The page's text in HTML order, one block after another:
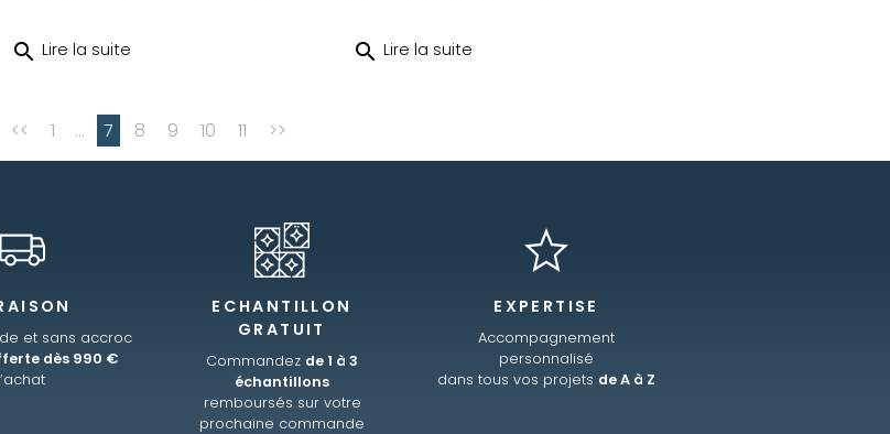
search Lire la suite search Lire la suite
<< 1 ... 7 8 9 10 11 >>
et sans accroc
dès 990 €
ECHANTILLON
GRATUIT
Commandez de 1 à 3
échantillons
remboursés sur votre
prochaine commande
EXPERTISE
Accompagnement
personnalisé
dans tous vos projets de A à Z